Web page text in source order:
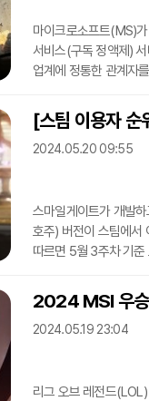
마이크로소프트(MS)
서비스(구독 정액제) 서비스로 제공
업계에 정통한 관계자를 인용해 이같
패키징 형식으로 출시되어 왔다. 최신 시리즈는 6월 9일로 MS
쇼케이스에서 발표할 예정이었다. 이에 대해 최근 XBOX의
게임을 모두 구독 서비스인 '
[스팀 이용자 순
2024.05.20 09:55
스마일게이트가 개발
호주) 버전이 스팀에서
따르면 5월 3주차 기
'월페이퍼 엔진'을 순
'로스트아크' 스팀 주
신규 직업 '브레이커', 4
2024 MSI 우승
2024.05.19 23:04
리그 오브 레전드